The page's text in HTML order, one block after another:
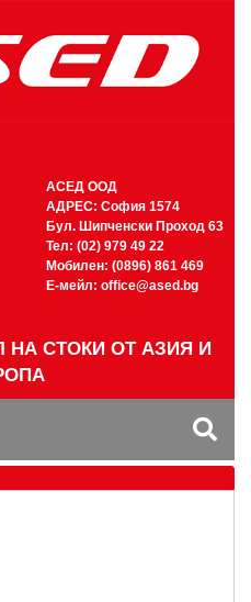
АСЕД ООД
АДРЕС: София 1574
Бул. Шипченски Проход 63
Тел: (02) 979 49 22
Мобилен: (0896) 861 469
Е-мейл: office@ased.bg
НА СТОКИ ОТ АЗИЯ И